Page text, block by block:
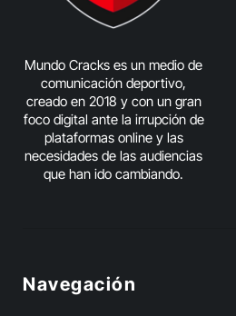
Mundo Cracks es un medio de
comunicación deportivo,
creado en 2018 y con un gran
foco digital ante la irrupción de
plataformas online y las
necesidades de las audiencias
que han ido cambiando.
Navegación